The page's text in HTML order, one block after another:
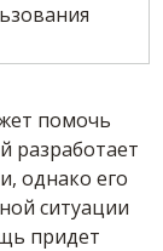
помочь
разработает
однако его
ситуации
придет